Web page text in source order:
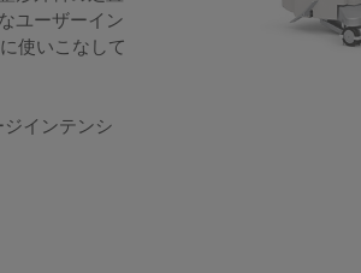
ユーザーイン
使いこなして
インテンシ